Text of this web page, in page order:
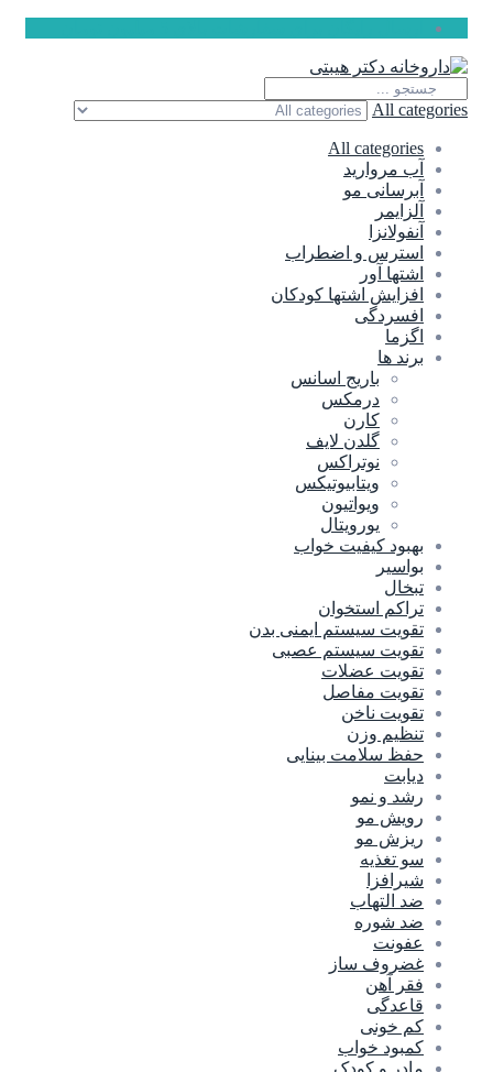
All categories
All categories
آب مروارید
آبرسانی مو
آلزایمر
آنفولانزا
استرس و اضطراب
اشتها آور
افزایش اشتها کودکان
افسردگی
اگزما
برند ها
باریج اسانس
درمکس
کارن
گلدن لایف
نوتراکس
ویتابیوتیکس
ویواتیون
یورویتال
بهبود کیفیت خواب
بواسیر
تبخال
تراکم استخوان
تقویت سیستم ایمنی بدن
تقویت سیستم عصبی
تقویت عضلات
تقویت مفاصل
تقویت ناخن
تنظیم وزن
حفظ سلامت بینایی
دیابت
رشد و نمو
رویش مو
ریزش مو
سو تغذیه
شیرافزا
ضد التهاب
ضد شوره
عفونت
غضروف ساز
فقر آهن
قاعدگی
کم خونی
کمبود خواب
مادر و کودک